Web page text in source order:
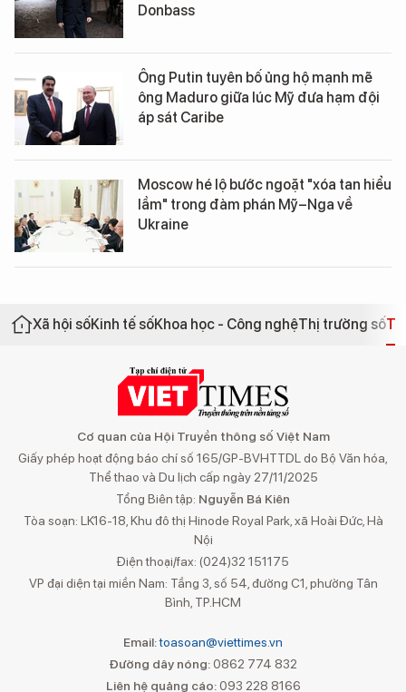
Donbass
Ông Putin tuyên bố ủng hộ mạnh mẽ
ông Maduro giữa lúc Mỹ đưa hạm đội
áp sát Caribe
Moscow hé lộ bước ngoặt "xóa tan hiểu
lầm" trong đàm phán Mỹ–Nga về
Ukraine
Xã hội sốKinh tế sốKhoa học - Công nghệThị trường số
Cơ quan của Hội Truyền thông số Việt Nam
Giấy phép hoạt động báo chí số 165/GP-BVHTTDL do Bộ Văn hóa,
Thể thao và Du lịch cấp ngày 27/11/2025
Tổng Biên tập: Nguyễn Bá Kiên
Tòa soạn: LK16-18, Khu đô thị Hinode Royal Park, xã Hoài Đức, Hà
Nội
Điện thoại/fax: (024)32 151175
VP đại diện tại miền Nam: Tầng 3, số 54, đường C1, phường Tân
Bình, TP.HCM
Email:toasoan@viettimes.vn
Đường dây nóng: 0862 774 832
Liên hệ quảng cáo:093 228 8166